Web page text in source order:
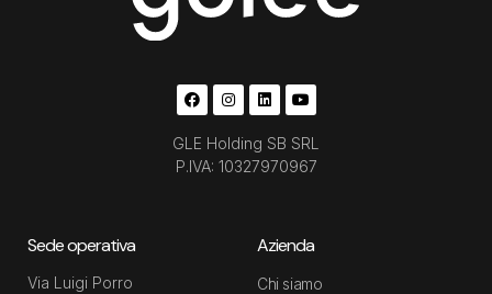
GLE Holding SB SRL
P.IVA: 10327970967
Sede operativa
Via Luigi Porro
Azienda
Chi siamo